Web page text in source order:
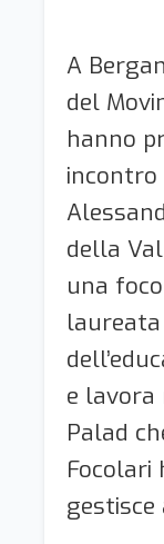
A
del
hanno
incontro
della
una
laureata
e lavora
Palad
Focolari
gestisce